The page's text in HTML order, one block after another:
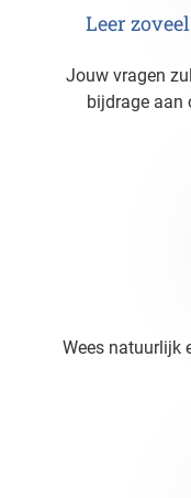
Leer
Jouw vragen zullen ons helpen jouw potentiële
bijdrage aan
Wees natuurlijk en zelfverzekerd: je hoeft niet te